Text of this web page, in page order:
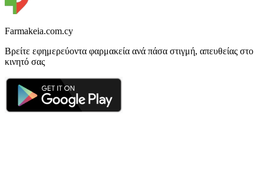
Farmakeia.com.cy
Βρείτε εφημερεύοντα φαρμακεία ανά πάσα στιγμή, απευθείας στο
κινητό σας